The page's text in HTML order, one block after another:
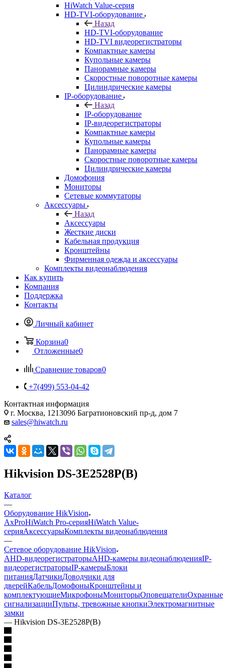
HiWatch Value-серия
HD-TVI-оборудование
Назад
HD-TVI-оборудование
HD-TVI видеорегистраторы
Компактные камеры
Купольные камеры
Панорамные камеры
Скоростные поворотные камеры
Цилиндрические камеры
IP-оборудование
Назад
IP-оборудование
IP-видеорегистраторы
Компактные камеры
Купольные камеры
Панорамные камеры
Скоростные поворотные камеры
Цилиндрические камеры
Домофония
Мониторы
Сетевые коммутаторы
Аксессуары
Назад
Аксессуары
Жесткие диски
Кабельная продукция
Кронштейны
Фирменная одежда и аксессуары
Комплекты видеонаблюдения
Как купить
Компания
Поддержка
Контакты
Личный кабинет
Корзина0
Отложенные0
Сравнение товаров0
+7(499) 553-04-42
Контактная информация
г. Москва, 121309б Багратионовский пр-д, дом 7
sales@hiwatch.ru
Hikvision DS-3E2528P(B)
Каталог
—
Оборудование HikVision
AxProHiWatch Pro-серияHiWatch Value-
серияАксессуарыКомплекты видеонаблюдения
—
Сетевое оборудование HikVision
AHD-видеорегистраторыAHD-камеры видеонаблюденияIP-
видеорегистраторыIP-камерыБлоки
питанияДатчикиДоводчики для
дверейКабельДомофоныКронштейны и
комплектующиеМикрофоныМониторыОповещателиОхранные
сигнализацииПульты, тревожные кнопкиЭлектромагнитные
замки
— Hikvision DS-3E2528P(B)